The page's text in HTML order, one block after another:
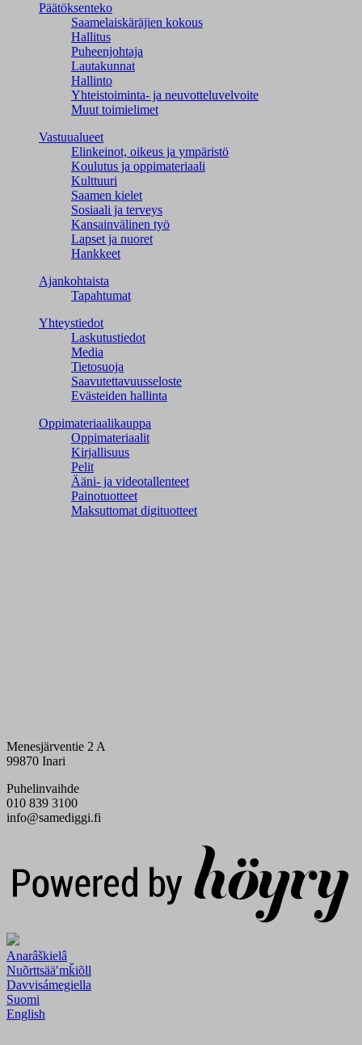
Päätöksenteko
Saamelaiskäräjien kokous
Hallitus
Puheenjohtaja
Lautakunnat
Hallinto
Yhteistoiminta- ja neuvotteluvelvoite
Muut toimielimet
Vastuualueet
Elinkeinot, oikeus ja ympäristö
Koulutus ja oppimateriaali
Kulttuuri
Saamen kielet
Sosiaali ja terveys
Kansainvälinen työ
Lapset ja nuoret
Hankkeet
Ajankohtaista
Tapahtumat
Yhteystiedot
Laskutustiedot
Media
Tietosuoja
Saavutettavuusseloste
Evästeiden hallinta
Oppimateriaalikauppa
Oppimateriaalit
Kirjallisuus
Pelit
Ääni- ja videotallenteet
Painotuotteet
Maksuttomat digituotteet
Menesjärventie 2 A
99870 Inari
Puhelinvaihde
010 839 3100
info@samediggi.fi
Anarâškielâ
Nuõrttsääʹmǩiõll
Davvisámegiella
Suomi
English